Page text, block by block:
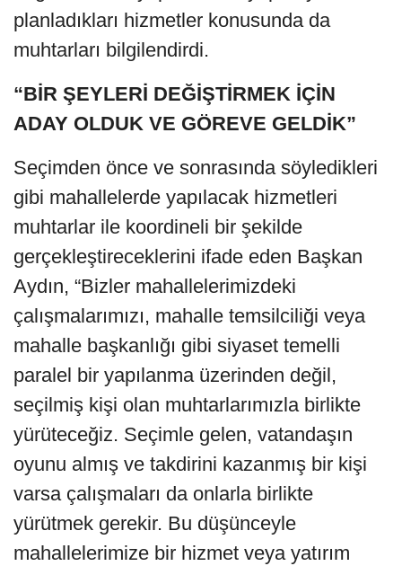
planladıkları hizmetler konusunda da
muhtarları bilgilendirdi.
“BİR ŞEYLERİ DEĞİŞTİRMEK İÇİN
ADAY OLDUK VE GÖREVE GELDİK”
Seçimden önce ve sonrasında söyledikleri
gibi mahallelerde yapılacak hizmetleri
muhtarlar ile koordineli bir şekilde
gerçekleştireceklerini ifade eden Başkan
Aydın, “Bizler mahallelerimizdeki
çalışmalarımızı, mahalle temsilciliği veya
mahalle başkanlığı gibi siyaset temelli
paralel bir yapılanma üzerinden değil,
seçilmiş kişi olan muhtarlarımızla birlikte
yürüteceğiz. Seçimle gelen, vatandaşın
oyunu almış ve takdirini kazanmış bir kişi
varsa çalışmaları da onlarla birlikte
yürütmek gerekir. Bu düşünceyle
mahallelerimize bir hizmet veya yatırım